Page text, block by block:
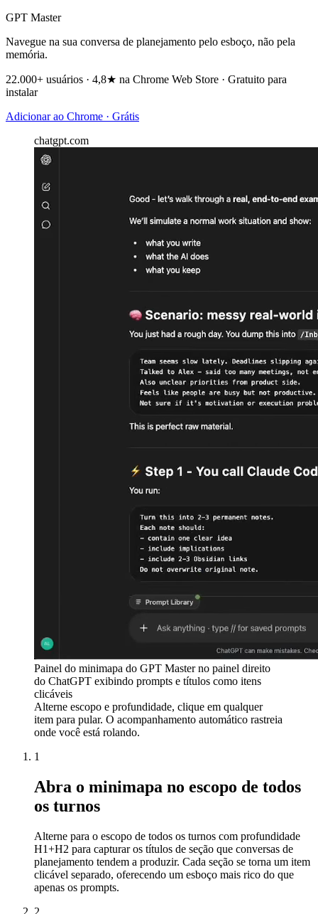
GPT Master
Navegue na sua conversa de planejamento pelo esboço, não pela
memória.
22.000+ usuários · 4,8★ na Chrome Web Store · Gratuito para
instalar
Adicionar ao Chrome · Grátis
chatgpt.com
Painel do minimapa do GPT Master no painel direito
do ChatGPT exibindo prompts e títulos como itens
clicáveis
Alterne escopo e profundidade, clique em qualquer
item para pular. O acompanhamento automático rastreia
onde você está rolando.
1
Abra o minimapa no escopo de todos
os turnos
Alterne para o escopo de todos os turnos com profundidade
H1+H2 para capturar os títulos de seção que conversas de
planejamento tendem a produzir. Cada seção se torna um item
clicável separado, oferecendo um esboço mais rico do que
apenas os prompts.
2